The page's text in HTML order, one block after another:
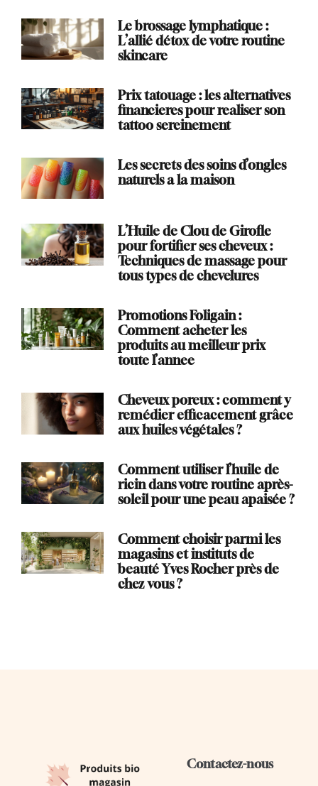
Le brossage lymphatique :
L’allié détox de votre routine
skincare
Prix tatouage : les alternatives
financieres pour realiser son
tattoo sereinement
Les secrets des soins d’ongles
naturels a la maison
L’Huile de Clou de Girofle
pour fortifier ses cheveux :
Techniques de massage pour
tous types de chevelures
Promotions Foligain :
Comment acheter les
produits au meilleur prix
toute l’annee
Cheveux poreux : comment y
remédier efficacement grâce
aux huiles végétales ?
Comment utiliser l’huile de
ricin dans votre routine après-
soleil pour une peau apaisée ?
Comment choisir parmi les
magasins et instituts de
beauté Yves Rocher près de
chez vous ?
Contactez-nous